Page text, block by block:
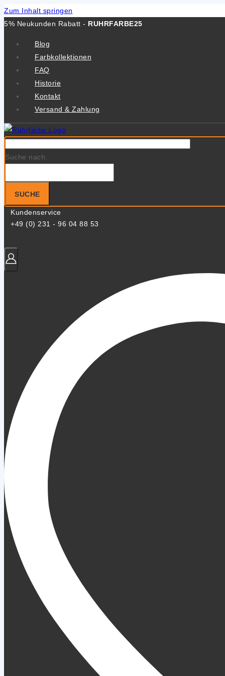
Zum Inhalt springen
5% Neukunden Rabatt - RUHRFARBE25
Blog
Farbkollektionen
FAQ
Historie
Kontakt
Versand & Zahlung
Suche nach:
SUCHE
Kundenservice
+49 (0) 231 - 96 04 88 53